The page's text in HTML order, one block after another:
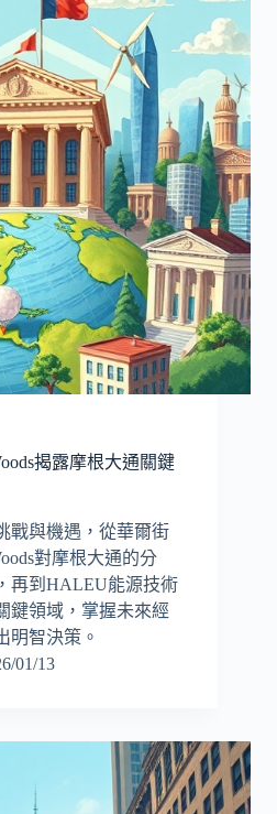
揭露摩根大通關鍵
戰與機遇，從華爾街
對摩根大通的分
再到HALEU能源技術
鍵領域，掌握未來經
明智決策。
01/13